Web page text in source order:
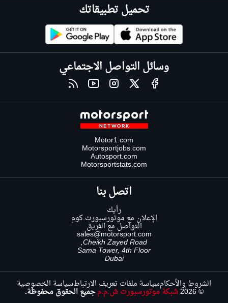
تحميل تطبيقاتك
وسائل التواصل الاجتماعي
Motor1.com
Motorsportjobs.com
Autosport.com
Motorsportstats.com
اتصل بنا
رأيك
الإعلان مع موتورسبورت.كوم
التواصل مع الفريق
sales@motorsport.com
Cheikh Zayed Road,
Sama Tower, 4th Floor
Dubai
© 2026 شبكة موتورسبورت ش.م.م جميع الحقوق محفوظة.
الشروط والأحكامسياسة ملفات تعريف الارتباطسياسة الخصوصية